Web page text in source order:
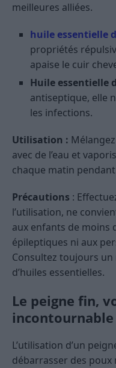
meilleures alliées.
huile essentielle
propriétés
apaise le cuir
Huile essentielle
antiseptique, elle
les infections.
Utilisation :
avec de l’eau et
chaque matin
Précautions :
l’utilisation, ne
aux enfants de moins
épileptiques ni aux
Consultez toujours un
d’huiles essentielles.
Le peigne fin,
incontournable
L’utilisation d’un
débarrasser des poux